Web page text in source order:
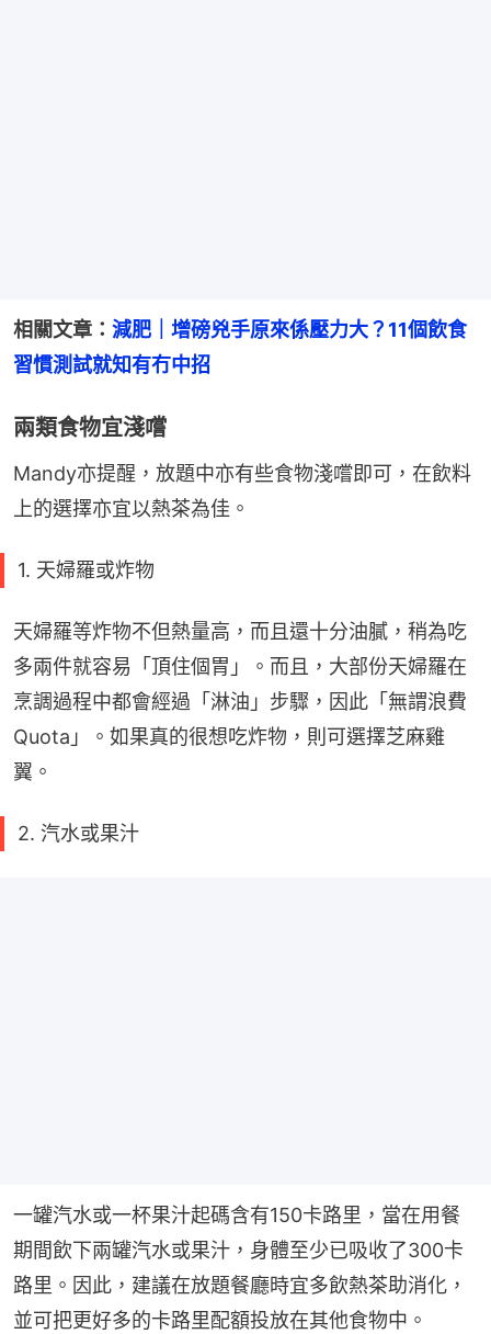
相關文章： 減肥｜增磅兇手原來係壓力大？11個飲食
習慣測試就知有冇中招
兩類食物宜淺嚐
Mandy亦提醒，放題中亦有些食物淺嚐即可，在飲料
上的選擇亦宜以熱茶為佳。
1. 天婦羅或炸物
天婦羅等炸物不但熱量高，而且還十分油膩，稍為吃
多兩件就容易「頂住個胃」。而且，大部份天婦羅在
烹調過程中都會經過「淋油」步驟，因此「無謂浪費
Quota」。如果真的很想吃炸物，則可選擇芝麻雞
翼。
2. 汽水或果汁
一罐汽水或一杯果汁起碼含有150卡路里，當在用餐
期間飲下兩罐汽水或果汁，身體至少已吸收了300卡
路里。因此，建議在放題餐廳時宜多飲熱茶助消化，
並可把更好多的卡路里配額投放在其他食物中。